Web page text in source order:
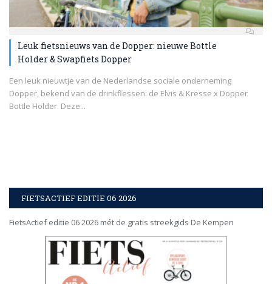
Leuk fietsnieuws van de Dopper: nieuwe Bottle
Holder & Swapfiets Dopper
Een leuk nieuwtje van de Nederlandse sociale onderneming
Dopper, bekend van de drinkflessen: de Elvis & Kresse x Dopper
Bottle Holder. Deze...
FIETSACTIEF EDITIE 06 2026
FietsActief editie 06 2026 mét de gratis streekgids De Kempen